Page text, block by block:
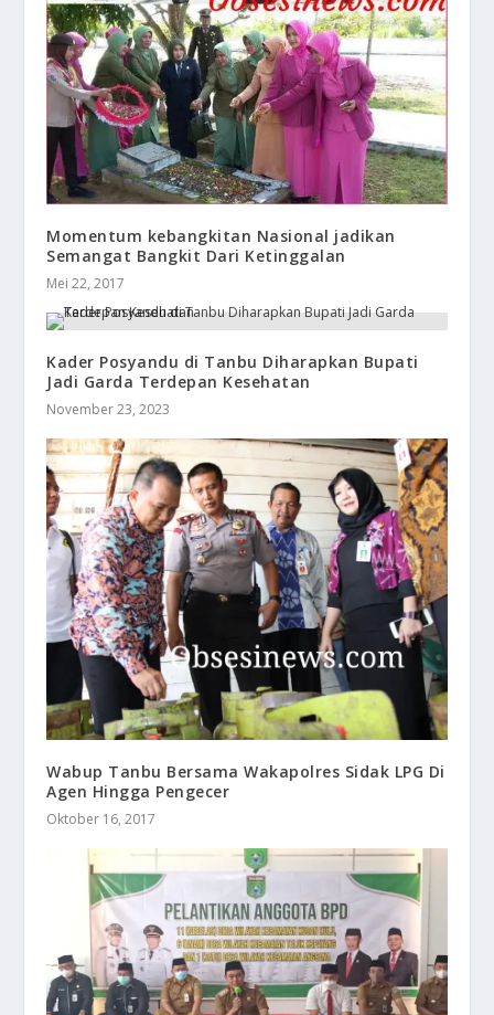
​Momentum kebangkitan Nasional jadikan
Semangat Bangkit Dari Ketinggalan
Mei 22, 2017
Kader Posyandu di Tanbu Diharapkan Bupati
Jadi Garda Terdepan Kesehatan
November 23, 2023
Wabup Tanbu Bersama Wakapolres Sidak LPG Di
Agen Hingga Pengecer
Oktober 16, 2017